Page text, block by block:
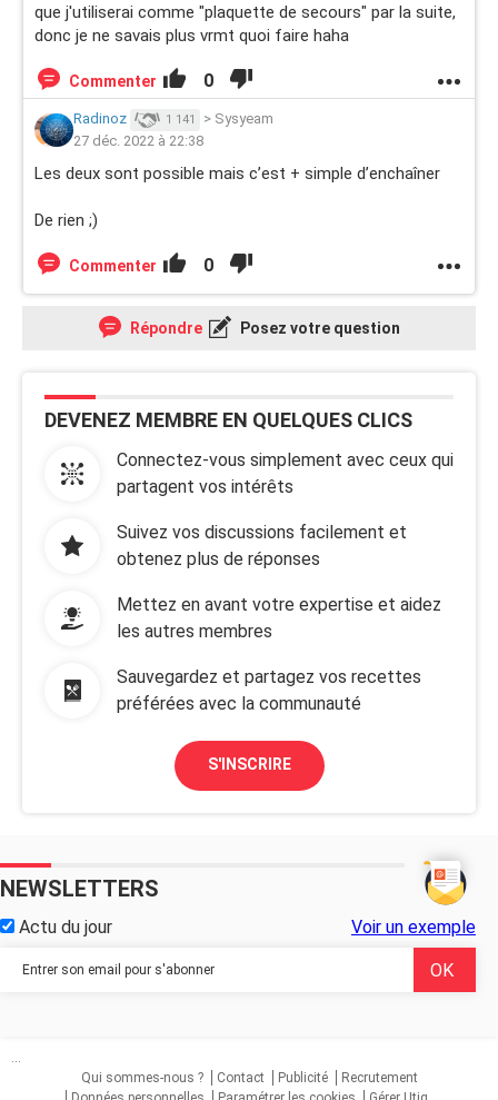
que j'utiliserai comme "plaquette de secours" par la suite,
donc je ne savais plus vrmt quoi faire haha
Commenter 0
Radinoz 1 141 > Sysyeam
27 déc. 2022 à 22:38
Les deux sont possible mais c’est + simple d’enchaîner
De rien ;)
Commenter 0
Répondre Posez votre question
DEVENEZ MEMBRE EN QUELQUES CLICS
Connectez-vous simplement avec ceux qui
partagent vos intérêts
Suivez vos discussions facilement et
obtenez plus de réponses
Mettez en avant votre expertise et aidez
les autres membres
Sauvegardez et partagez vos recettes
préférées avec la communauté
S'INSCRIRE
NEWSLETTERS
Actu du jour Voir un exemple
...
Qui sommes-nous ?
Contact Publicité
Recrutement